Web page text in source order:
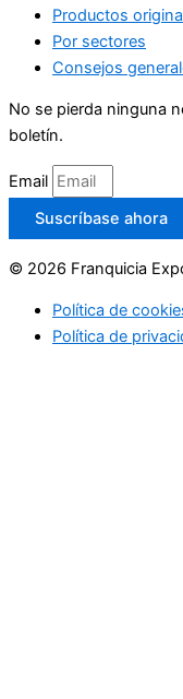
Productos
Por sectores
Consejos
No se pierda ninguna
boletín.
Email
Suscríbase ahora
© 2026 Franquicia
Política de
Política de